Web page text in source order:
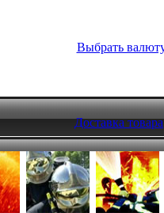
Выбрать
Доставка товара